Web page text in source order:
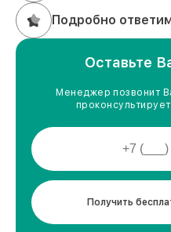
Подробно
Оставьте
Менеджер позвонит
Получить